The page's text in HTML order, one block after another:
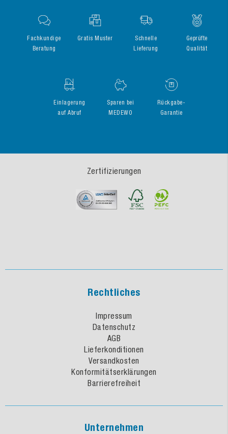
Fachkundige
Beratung
Gratis Muster
Schnelle
Lieferung
Geprüfte
Qualität
Einlagerung
auf Abruf
Sparen bei
MEDEWO
Rückgabe-
Garantie
Zertifizierungen
Rechtliches
Impressum
Datenschutz
AGB
Lieferkonditionen
Versandkosten
Konformitätserklärungen
Barrierefreiheit
Unternehmen